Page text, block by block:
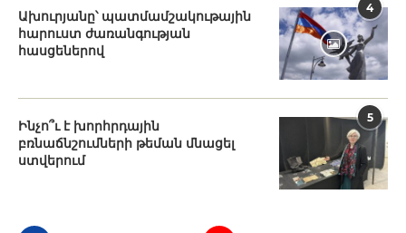
4
Ախուրյանը՝ պատմամշակութային
հարուստ ժառանգության
հասցեներով
5
Ինչո՞ւ է խորհրդային
բռնաճնշումների թեման մնացել
ստվերում